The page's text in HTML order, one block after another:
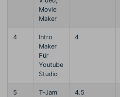
Movie
Maker
4
Intro
Maker
Für
Youtube
Studio
4
5
T-Jam
4.5